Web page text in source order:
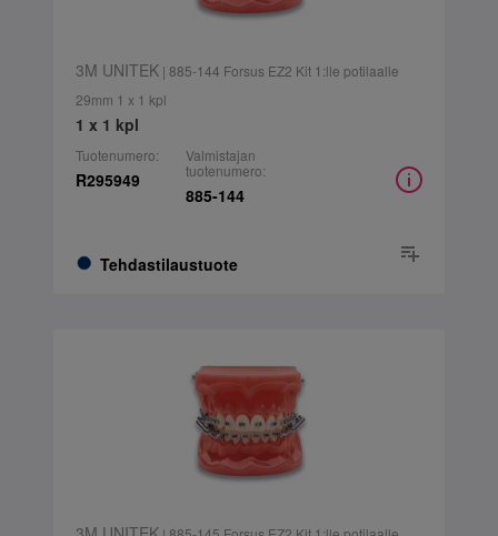
3M UNITEK| 885-144 Forsus EZ2 Kit 1:lle potilaalle
29mm 1 x 1 kpl
1 x 1 kpl
Tuotenumero:
R295949
Tehdastilaustuote
Valmistajan
tuotenumero:
885-144